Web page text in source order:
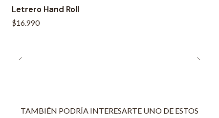
Letrero Hand Roll
$16.990
TAMBIÉN PODRÍA INTERESARTE UNO DE ESTOS